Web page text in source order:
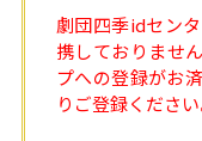
劇団四季idセン
携しておりませ
プへの登録がお
りご登録ください